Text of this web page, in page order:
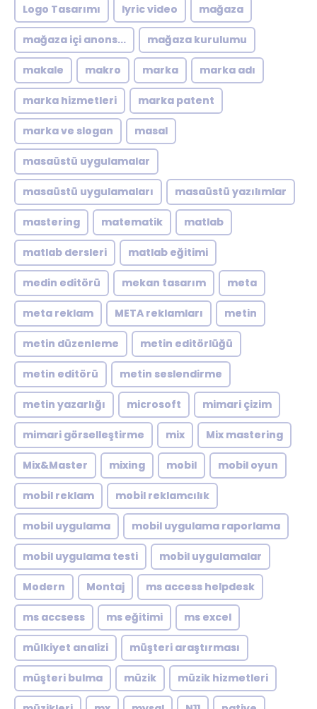
Logo Tasarımı lyric video mağaza
mağaza içi anons... mağaza kurulumu
makale makro marka marka adı
marka hizmetleri marka patent
marka ve slogan masal
masaüstü uygulamalar
masaüstü uygulamaları masaüstü yazılımlar
mastering matematik matlab
matlab dersleri matlab eğitimi
medin editörü mekan tasarım meta
meta reklam META reklamları metin
metin düzenleme metin editörlüğü
metin editörü metin seslendirme
metin yazarlığı microsoft mimari çizim
mimari görselleştirme mix Mix mastering
Mix&Master mixing mobil mobil oyun
mobil reklam mobil reklamcılık
mobil uygulama mobil uygulama raporlama
mobil uygulama testi mobil uygulamalar
Modern Montaj ms access helpdesk
ms accsess ms eğitimi ms excel
mülkiyet analizi müşteri araştırması
müşteri bulma müzik müzik hizmetleri